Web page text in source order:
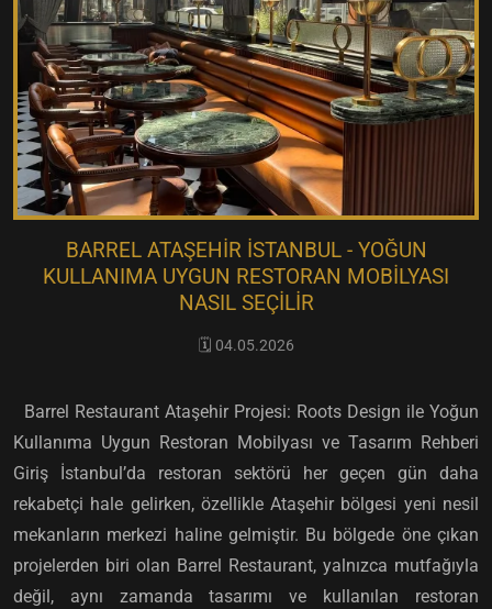
BARREL ATAŞEHIR İSTANBUL - YOĞUN
KULLANIMA UYGUN RESTORAN MOBILYASI
NASIL SEÇILIR
🗓️ 04.05.2026
Barrel Restaurant Ataşehir Projesi: Roots Design ile Yoğun
Kullanıma Uygun Restoran Mobilyası ve Tasarım Rehberi
Giriş İstanbul’da restoran sektörü her geçen gün daha
rekabetçi hale gelirken, özellikle Ataşehir bölgesi yeni nesil
mekanların merkezi haline gelmiştir. Bu bölgede öne çıkan
projelerden biri olan Barrel Restaurant, yalnızca mutfağıyla
değil, aynı zamanda tasarımı ve kullanılan restoran